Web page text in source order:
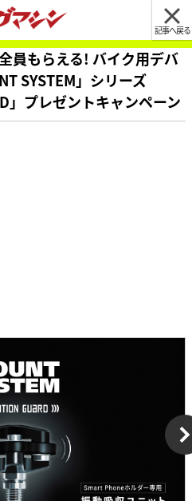
記事へ戻る
員もらえる! バイク用デバ
SYSTEM」シリーズ
」プレゼントキャンペーン